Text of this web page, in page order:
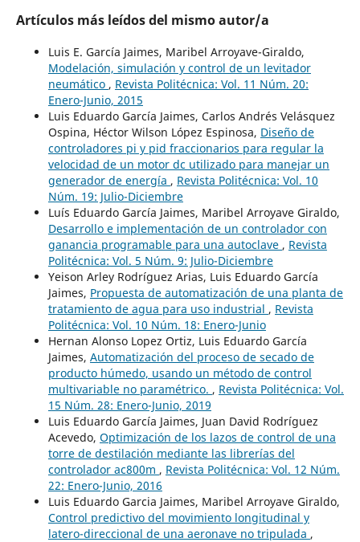
Artículos más leídos del mismo autor/a
Luis E. García Jaimes, Maribel Arroyave-Giraldo,
Modelación, simulación y control de un levitador
neumático , Revista Politécnica: Vol. 11 Núm. 20:
Enero-Junio, 2015
Luis Eduardo García Jaimes, Carlos Andrés Velásquez
Ospina, Héctor Wilson López Espinosa, Diseño de
controladores pi y pid fraccionarios para regular la
velocidad de un motor dc utilizado para manejar un
generador de energía , Revista Politécnica: Vol. 10
Núm. 19: Julio-Diciembre
Luís Eduardo García Jaimes, Maribel Arroyave Giraldo,
Desarrollo e implementación de un controlador con
ganancia programable para una autoclave , Revista
Politécnica: Vol. 5 Núm. 9: Julio-Diciembre
Yeison Arley Rodríguez Arias, Luis Eduardo García
Jaimes, Propuesta de automatización de una planta de
tratamiento de agua para uso industrial , Revista
Politécnica: Vol. 10 Núm. 18: Enero-Junio
Hernan Alonso Lopez Ortiz, Luis Eduardo García
Jaimes, Automatización del proceso de secado de
producto húmedo, usando un método de control
multivariable no paramétrico. , Revista Politécnica: Vol.
15 Núm. 28: Enero-Junio, 2019
Luis Eduardo García Jaimes, Juan David Rodríguez
Acevedo, Optimización de los lazos de control de una
torre de destilación mediante las librerías del
controlador ac800m , Revista Politécnica: Vol. 12 Núm.
22: Enero-Junio, 2016
Luis Eduardo Garcia Jaimes, Maribel Arroyave Giraldo,
Control predictivo del movimiento longitudinal y
latero-direccional de una aeronave no tripulada ,